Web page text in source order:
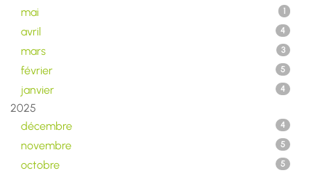
mai 1
avril 4
mars 3
février 5
janvier 4
2025
décembre
4
novembre 5
octobre 5